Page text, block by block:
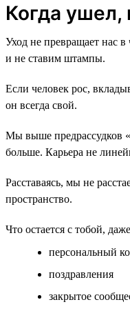
Когда
Уход не превращает нас
и не ставим штампы.
Если человек рос,
он всегда свой.
Мы выше предрассудков
больше. Карьера не
Расставаясь, мы не
пространство.
Что остается с тобой,
персональный
поздравления
закрытое